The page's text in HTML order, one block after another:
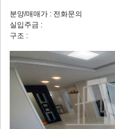
분양/매매가 : 전화문의
실입주금 :
구조 :